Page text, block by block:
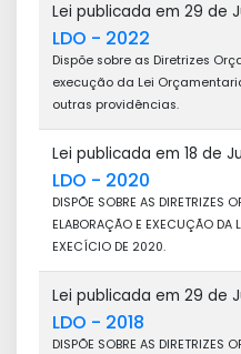
Lei publicada em 29 de
LDO - 2022
Dispõe sobre as Diretrizes
execução da Lei
outras providências.
Lei publicada em 18 de
LDO - 2020
DISPÕE SOBRE AS DIRETRIZES
ELABORAÇÃO E EXECUÇÃO DA
EXECÍCIO DE 2020.
Lei publicada em 29 de
LDO - 2018
DISPÕE SOBRE AS DIRETRIZES